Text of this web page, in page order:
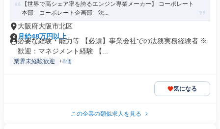
【世界で高シェア率を誇るエンジン専業メーカー】 コーポレート
本部 コーポレート企画部 法...
大阪府大阪市北区
月給48万円以上
必要な経験・能力等 【必須】事業会社での法務実務経験者 ※
歓迎：マネジメント経験 【...
業界未経験歓迎 +8個
気になる
この企業の類似求人を見る